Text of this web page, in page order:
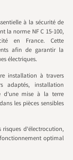
à la sécurité de
la norme NF C 15-100,
en France. Cette
afin de garantir la
électriques.
installation à travers
adaptés, installation
d’une mise à la terre
les pièces sensibles
d’électrocution,
optimal